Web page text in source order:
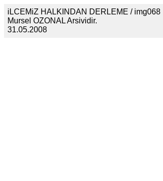
iLCEMiZ HALKINDAN DERLEME / img068
Mursel OZONAL Arsividir.
31.05.2008